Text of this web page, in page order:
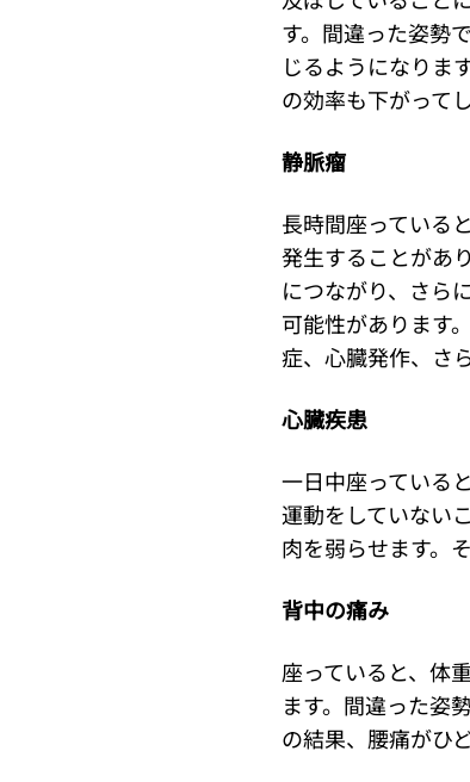
す。間違った姿勢
じるようになりま
の効率も下がって
静脈瘤
長時間座っている
発生することがあ
につながり、さら
可能性があります
症、心臓発作、さ
心臓疾患
一日中座っている
運動をしていない
肉を弱らせます。
背中の痛み
座っていると、体
ます。間違った姿
の結果、腰痛がひ